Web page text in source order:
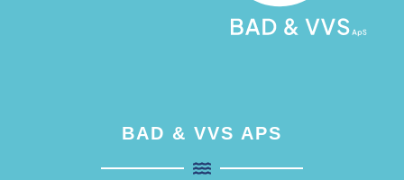
BAD & VVS APS